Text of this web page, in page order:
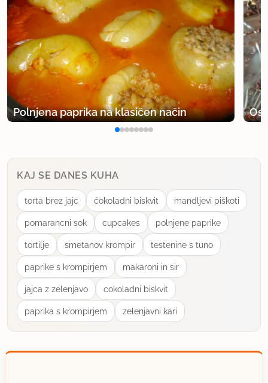
Polnjena paprika na klasičen način
KAJ SE DANES KUHA
torta brez jajc ćokoladni biskvit mandljevi piškoti
pomarancni sok cupcakes polnjene paprike
tortilje smetanov krompir testenine s tuno
paprike s krompirjem makaroni in sir
jajca z zelenjavo cokoladni biskvit
paprika s krompirjem zelenjavni kari